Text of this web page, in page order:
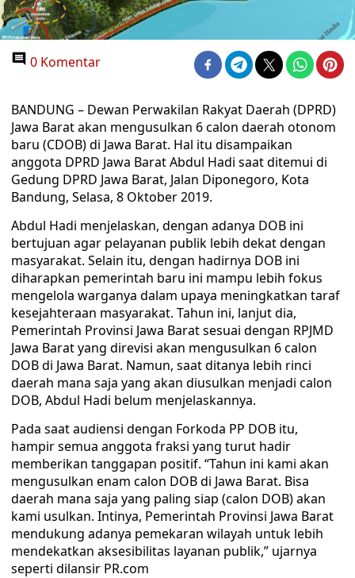
0 Komentar
BANDUNG – Dewan Perwakilan Rakyat Daerah (DPRD)
Jawa Barat akan mengusulkan 6 calon daerah otonom
baru (CDOB) di Jawa Barat. Hal itu disampaikan
anggota DPRD Jawa Barat Abdul Hadi saat ditemui di
Gedung DPRD Jawa Barat, Jalan Diponegoro, Kota
Bandung, Selasa, 8 Oktober 2019.
Abdul Hadi menjelaskan, dengan adanya DOB ini
bertujuan agar pelayanan publik lebih dekat dengan
masyarakat. Selain itu, dengan hadirnya DOB ini
diharapkan pemerintah baru ini mampu lebih fokus
mengelola warganya dalam upaya meningkatkan taraf
kesejahteraan masyarakat. Tahun ini, lanjut dia,
Pemerintah Provinsi Jawa Barat sesuai dengan RPJMD
Jawa Barat yang direvisi akan mengusulkan 6 calon
DOB di Jawa Barat. Namun, saat ditanya lebih rinci
daerah mana saja yang akan diusulkan menjadi calon
DOB, Abdul Hadi belum menjelaskannya.
Pada saat audiensi dengan Forkoda PP DOB itu,
hampir semua anggota fraksi yang turut hadir
memberikan tanggapan positif. “Tahun ini kami akan
mengusulkan enam calon DOB di Jawa Barat. Bisa
daerah mana saja yang paling siap (calon DOB) akan
kami usulkan. Intinya, Pemerintah Provinsi Jawa Barat
mendukung adanya pemekaran wilayah untuk lebih
mendekatkan aksesibilitas layanan publik,” ujarnya
seperti dilansir PR.com